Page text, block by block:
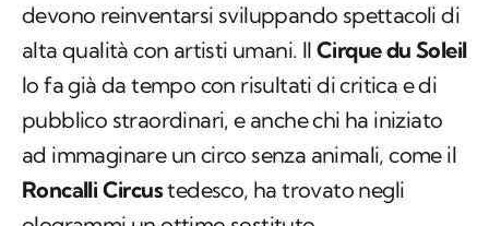
devono reinventarsi sviluppando spettacoli di
alta qualità con artisti umani. Il Cirque du Soleil
lo fa già da tempo con risultati di critica e di
pubblico straordinari, e anche chi ha iniziato
ad immaginare un circo senza animali, come il
Roncalli Circustedesco, ha trovato negli